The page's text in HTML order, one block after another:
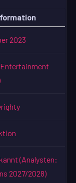
2023
(Analysten:
2027/2028)